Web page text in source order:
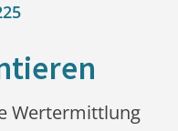
Wertermittlung